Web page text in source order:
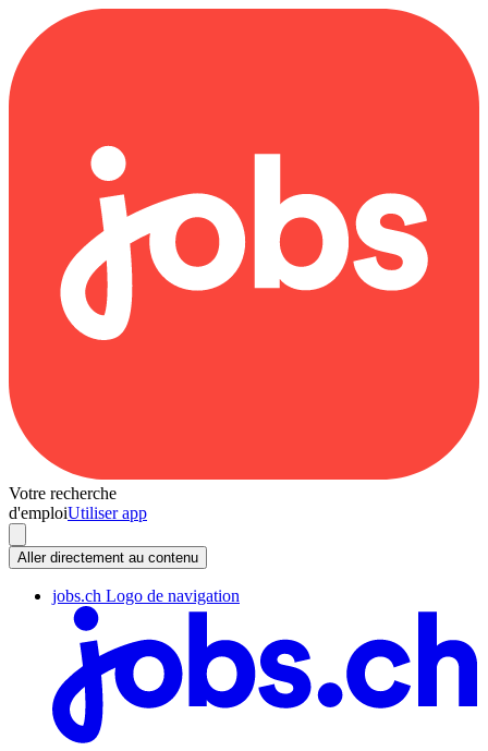
Votre recherche
d'emploiUtiliser app
Aller directement au contenu
jobs.ch Logo de navigation